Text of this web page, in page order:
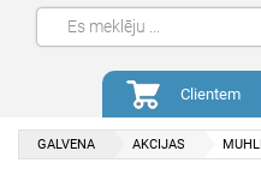
Clientem
GALVENA AKCIJAS